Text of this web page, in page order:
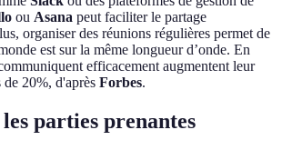
ou Asana peut faciliter le partage
organiser des réunions régulières permet de
est sur la même longueur d’onde. En
efficacement augmentent leur
20%, d'après Forbes.
parties prenantes